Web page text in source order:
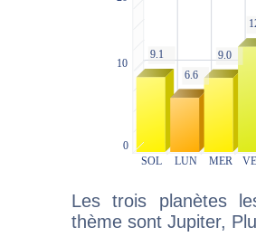
Les trois planètes
thème sont Jupiter,